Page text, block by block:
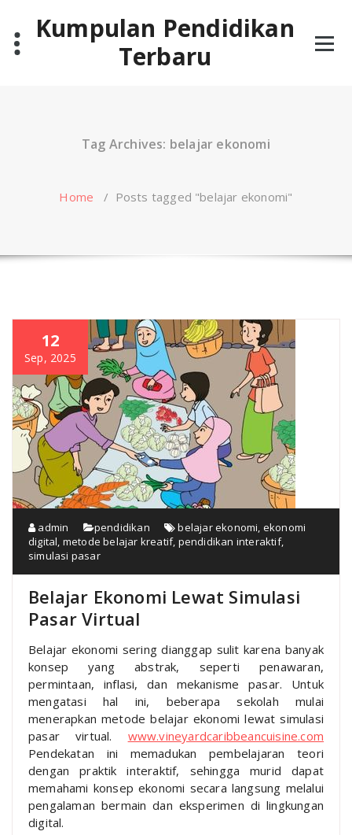
contentKumpulan Pendidikan
Terbaru
Tag Archives: belajar ekonomi
Home / Posts tagged "belajar ekonomi"
12
Sep, 2025
admin pendidikan belajar ekonomi ekonomi
digital metode belajar kreatif, pendidikan interaktif,
simulasi pasar
Belajar Ekonomi Lewat Simulasi
Pasar Virtual
Belajar ekonomi sering dianggap sulit karena banyak
konsep yang abstrak, seperti penawaran,
permintaan, inflasi, dan mekanisme pasar. Untuk
mengatasi hal ini, beberapa sekolah mulai
menerapkan metode belajar ekonomi lewat simulasi
pasar virtual. www.vineyardcaribbeancuisine.com
Pendekatan ini memadukan pembelajaran teori
dengan praktik interaktif, sehingga murid dapat
memahami konsep ekonomi secara langsung melalui
pengalaman bermain dan eksperimen di lingkungan
digital.